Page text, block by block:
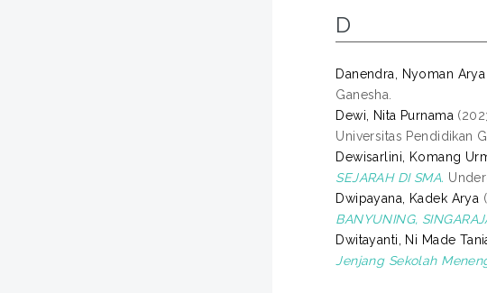
D
Danendra, Nyoman Arya
Ganesha.
Dewi, Nita Purnama
Universitas Pendidikan
Dewisarlini, Komang
SEJARAH DI SMA.
Dwipayana, Kadek Arya
BANYUNING,
Dwitayanti, Ni Made
Jenjang Sekolah